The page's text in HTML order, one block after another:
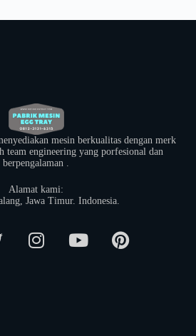
mesin berkualitas dengan merk
team engineering yang porfesional dan
berpengalaman .
Alamat kami:
Jawa Timur. Indonesia.